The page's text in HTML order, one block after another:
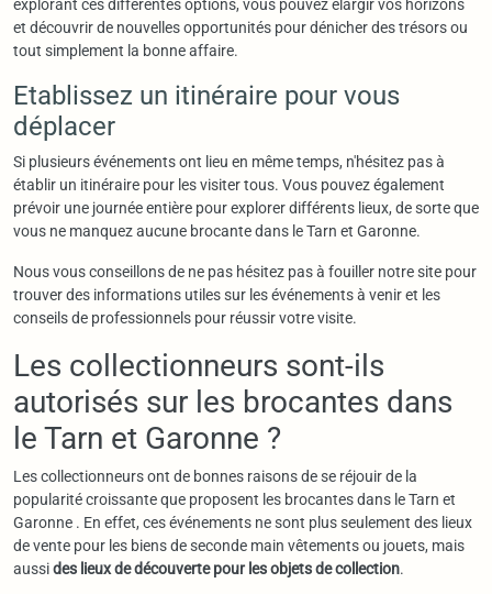
explorant ces différentes options, vous pouvez élargir vos horizons
et découvrir de nouvelles opportunités pour dénicher des trésors ou
tout simplement la bonne affaire.
Etablissez un itinéraire pour vous
déplacer
Si plusieurs événements ont lieu en même temps, n'hésitez pas à
établir un itinéraire pour les visiter tous. Vous pouvez également
prévoir une journée entière pour explorer différents lieux, de sorte que
vous ne manquez aucune brocante dans le Tarn et Garonne.
Nous vous conseillons de ne pas hésitez pas à fouiller notre site pour
trouver des informations utiles sur les événements à venir et les
conseils de professionnels pour réussir votre visite.
Les collectionneurs sont-ils
autorisés sur les brocantes dans
le Tarn et Garonne ?
Les collectionneurs ont de bonnes raisons de se réjouir de la
popularité croissante que proposent les brocantes dans le Tarn et
Garonne . En effet, ces événements ne sont plus seulement des lieux
de vente pour les biens de seconde main vêtements ou jouets, mais
aussides lieux de découverte pour les objets de collection.